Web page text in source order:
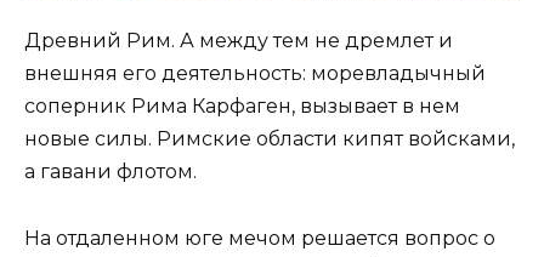
Древний Рим. А между тем не дремлет и
внешняя его деятельность: моревладычный
соперник Рима Карфаген, вызывает в нем
новые силы. Римские области кипят войсками,
а гавани флотом.
На отдаленном юге мечом решается вопрос о